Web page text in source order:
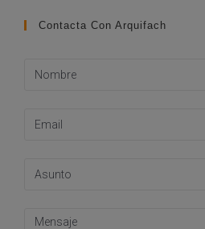
Contacta Con Arquifach